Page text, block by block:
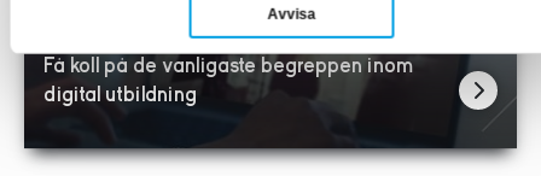
Avvisa
Få koll på de vanligaste begreppen inom
digital utbildning